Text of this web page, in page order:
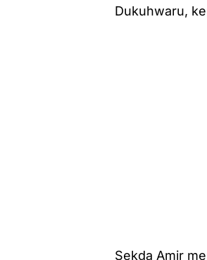
Dukuhwaru,
Sekda Amir